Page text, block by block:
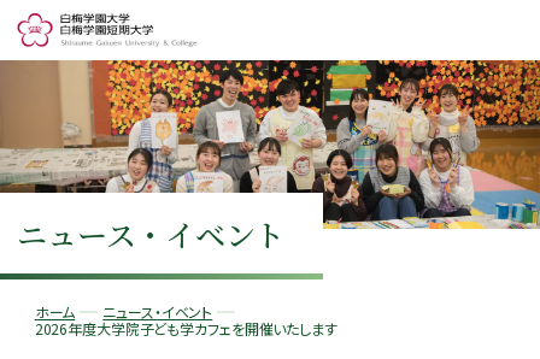
ニュース・イベント
ホーム
ニュース・イベント
2026年度大学院子ども学カフェを開催いたします